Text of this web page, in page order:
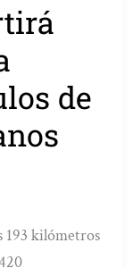
de
193 kilómetros